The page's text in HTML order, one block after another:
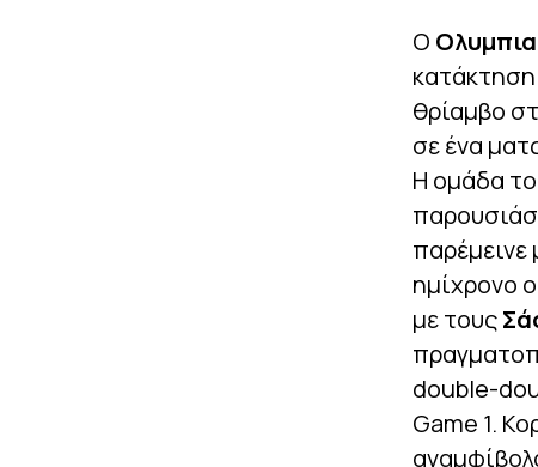
Ο
θρίαμβο
σε ένα
Η ομάδα
ημίχρονο
με τους
double-
Game 1.